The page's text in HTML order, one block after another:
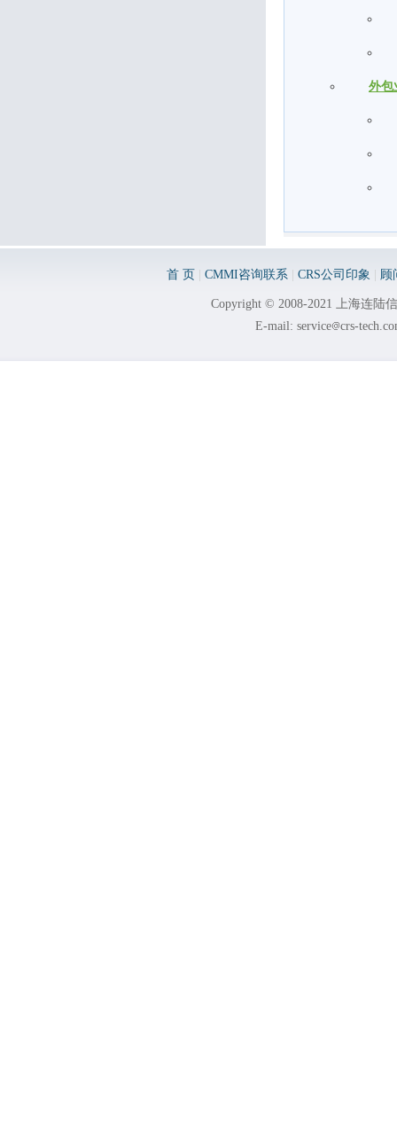
外包
首 页 CMMI咨询联系 CRS公司印象 顾
Copyright © 2008-2021 上海连陆
E-mail: service
crs-